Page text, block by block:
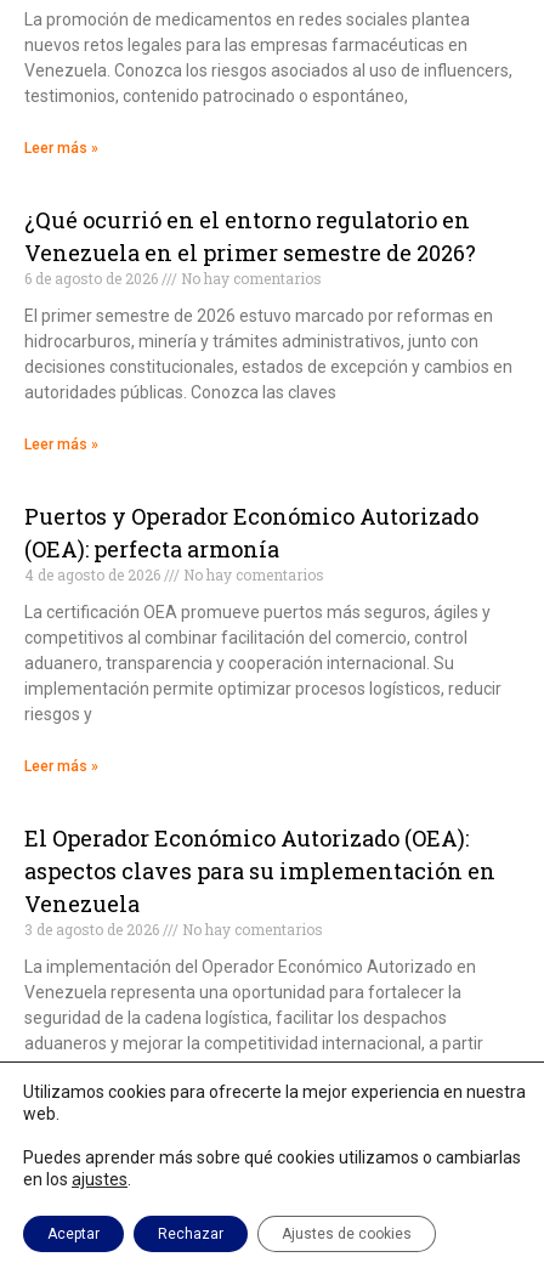
La promoción de medicamentos en redes sociales plantea
nuevos retos legales para las empresas farmacéuticas en
Venezuela. Conozca los riesgos asociados al uso de influencers,
testimonios, contenido patrocinado o espontáneo,
Leer más »
¿Qué ocurrió en el entorno regulatorio en
Venezuela en el primer semestre de 2026?
6 de agosto de 2026
No hay comentarios
El primer semestre de 2026 estuvo marcado por reformas en
hidrocarburos, minería y trámites administrativos, junto con
decisiones constitucionales, estados de excepción y cambios en
autoridades públicas. Conozca las claves
Leer más »
Puertos y Operador Económico Autorizado
(OEA): perfecta armonía
4 de agosto de 2026
No hay comentarios
La certificación OEA promueve puertos más seguros, ágiles y
competitivos al combinar facilitación del comercio, control
aduanero, transparencia y cooperación internacional. Su
implementación permite optimizar procesos logísticos, reducir
riesgos y
Leer más »
El Operador Económico Autorizado (OEA):
aspectos claves para su implementación en
Venezuela
3 de agosto de 2026
No hay comentarios
La implementación del Operador Económico Autorizado en
Venezuela representa una oportunidad para fortalecer la
seguridad de la cadena logística, facilitar los despachos
aduaneros y mejorar la competitividad internacional, a partir
Leer más »
Suspensión temporal de exportación de
3 de agosto de 2026
No hay comentarios
Utilizamos cookies para ofrecerte la mejor experiencia en nuestra
web.
Puedes aprender más sobre qué cookies utilizamos o cambiarlas
en los ajustes
Aceptar Rechazar Ajustes de cookies